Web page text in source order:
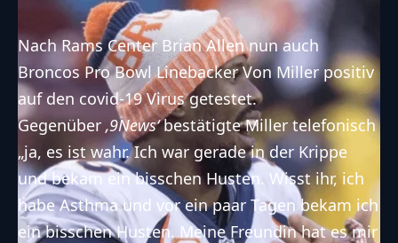
Nach Rams Center Brian Allennun auch
Broncos Pro Bowl Linebacker Von Miller positiv
auf den covid-19 Virus getestet.
Gegenüber‚9News‘bestätigte Miller telefonisch
„ja, es ist wahr. Ich war gerade in der Krippe
und bekam ein bisschen Husten. Wisst ihr, ich
habe Asthma und vor ein paar Tagen bekam ich
ein bisschen Husten. Meine Freundin hat es mir